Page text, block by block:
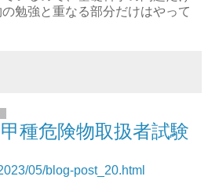
勉強と重なる部分だけはやって
種危険物取扱者試験
05/blog-post_20.html